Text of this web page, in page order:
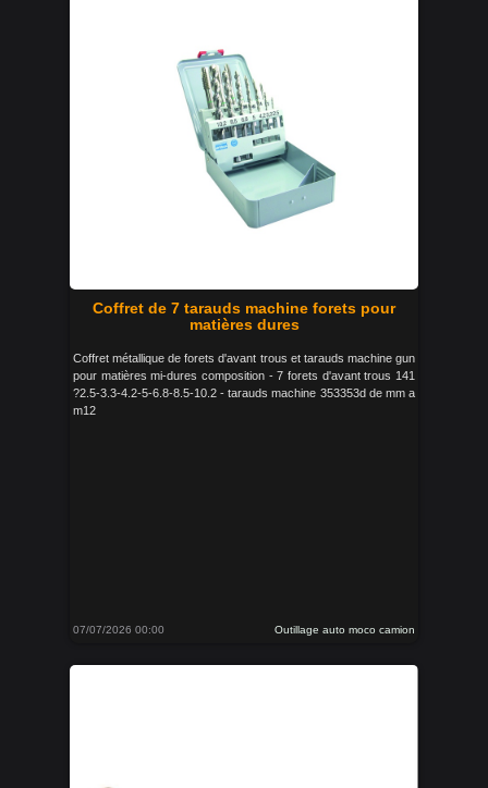
Coffret de 7 tarauds machine forets pour
matières dures
Coffret métallique de forets d'avant trous et tarauds machine gun
pour matières mi-dures composition - 7 forets d'avant trous 141
?2.5-3.3-4.2-5-6.8-8.5-10.2 - tarauds machine 353353d de mm a
m12
07/07/2026 00:00 Outillage auto moco camion